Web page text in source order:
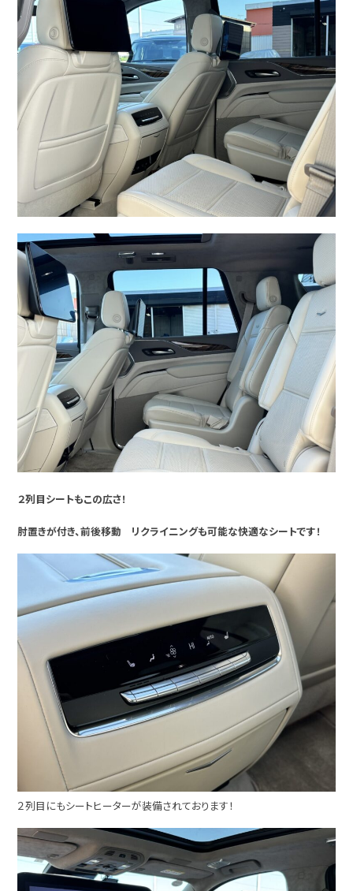
２列目シートもこの広さ！
肘置きが付き、前後移動 リクライニングも可能な快適なシートです！
２列目にもシートヒーターが装備されております！